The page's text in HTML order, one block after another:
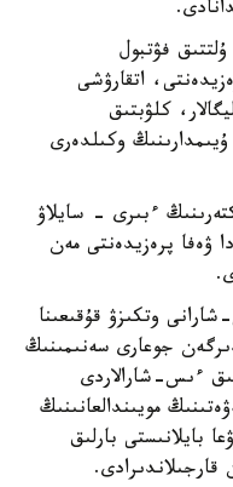
كونگرەسكە ۋەفا قۇرامىنا كىرەتىن 55 ۇلتتىق فۋتبول
اتقارۋشى
كلۋبتىق
ۇيىمدارىنىڭ وكىلدەرى
ءبىرى - سايلاۋ
ۋەفا پرەزيدەنتى مەن
وتكىزۋ قۇقىعىنا
جوعارى سەنىمىنىڭ
ءىس-شارالاردى
مويىندالعانىنىڭ
بايلانىستى بارلىق